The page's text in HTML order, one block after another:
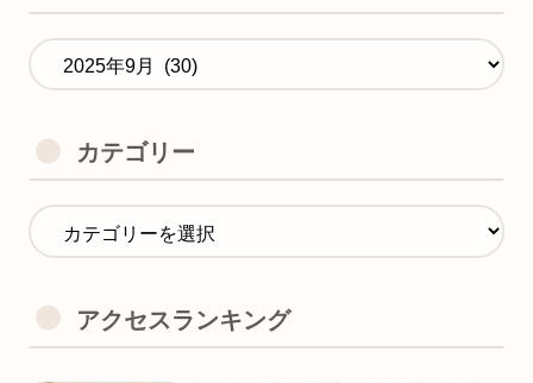
カテゴリー
アクセスランキング